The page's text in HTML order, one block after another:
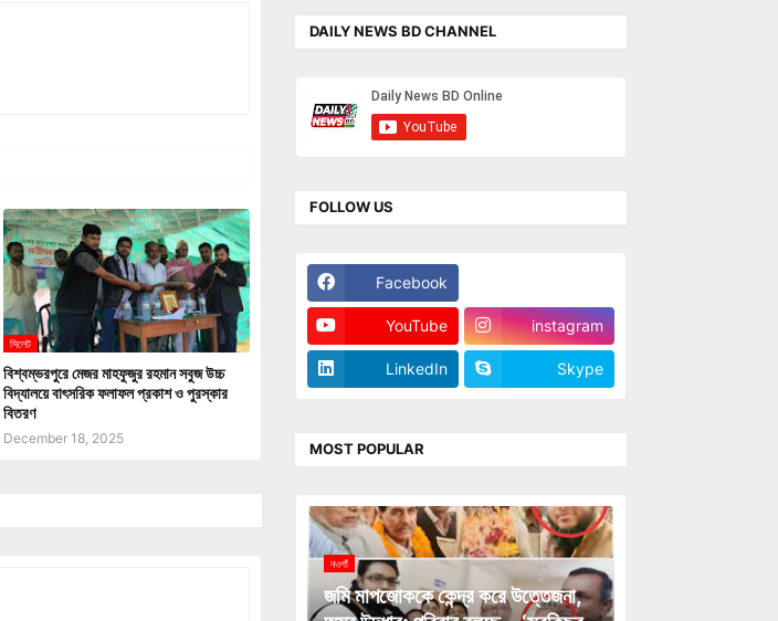
সিলেট
বিশ্বম্ভরপুরে মেজর মাহফুজুর রহমান সবুজ উচ্চ
বিদ্যালয়ে বাৎসরিক ফলাফল প্রকাশ ও পুরস্কার
বিতরণ
December 18, 2025
DAILY NEWS BD CHANNEL
FOLLOW US
Facebook
YouTube instagram
LinkedIn Skype
MOST POPULAR
নওগাঁ
জমি মাপজোককে কেন্দ্র করে উত্তেজনা,